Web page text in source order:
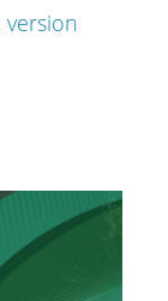
version